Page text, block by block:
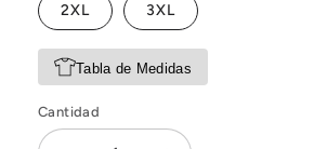
2XL 3XL
Tabla de Medidas
Cantidad